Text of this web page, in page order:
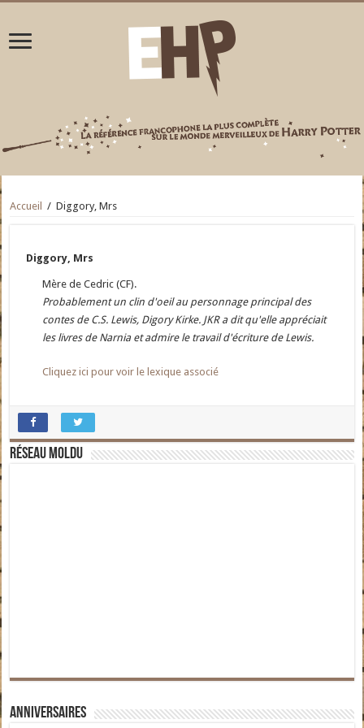
Accueil / Diggory, Mrs
Diggory, Mrs
Mère de Cedric (CF).
Probablement un clin d'oeil au personnage principal des
contes de C.S. Lewis, Digory Kirke. JKR a dit qu'elle appréciait
les livres de Narnia et admire le travail d'écriture de Lewis.
Cliquez ici pour voir le lexique associé
Réseau moldu
Anniversaires